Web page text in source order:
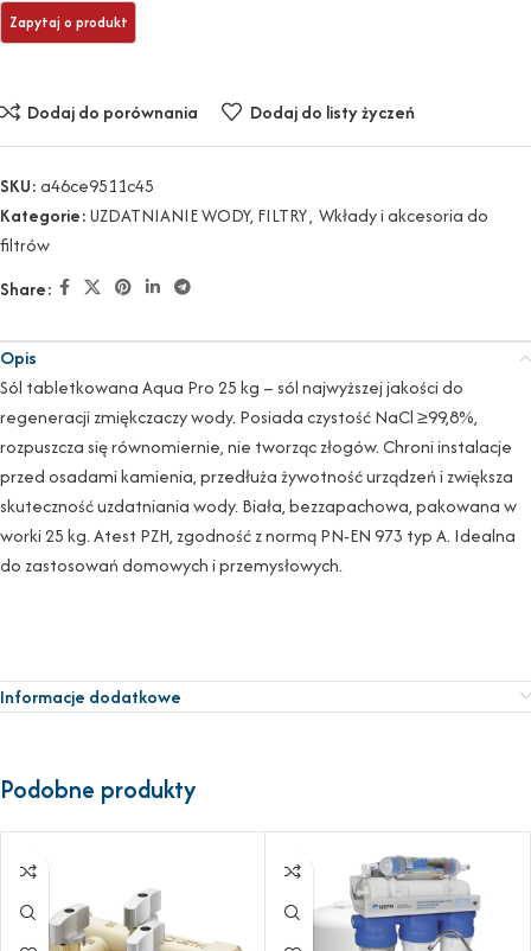
Dodaj do porównania Dodaj do listy życzeń
SKU:a46ce9511c45
Kategorie:UZDATNIANIE WODY, FILTRY, Wkłady i akcesoria do
filtrów
Share:
Opis
Sól tabletkowana Aqua Pro 25 kg – sól najwyższej jakości do
regeneracji zmiękczaczy wody. Posiada czystość NaCl ≥99,8%,
rozpuszcza się równomiernie, nie tworząc złogów. Chroni instalacje
przed osadami kamienia, przedłuża żywotność urządzeń i zwiększa
skuteczność uzdatniania wody. Biała, bezzapachowa, pakowana w
worki 25 kg. Atest PZH, zgodność z normą PN-EN 973 typ A. Idealna
do zastosowań domowych i przemysłowych.
Informacje dodatkowe
Podobne produkty